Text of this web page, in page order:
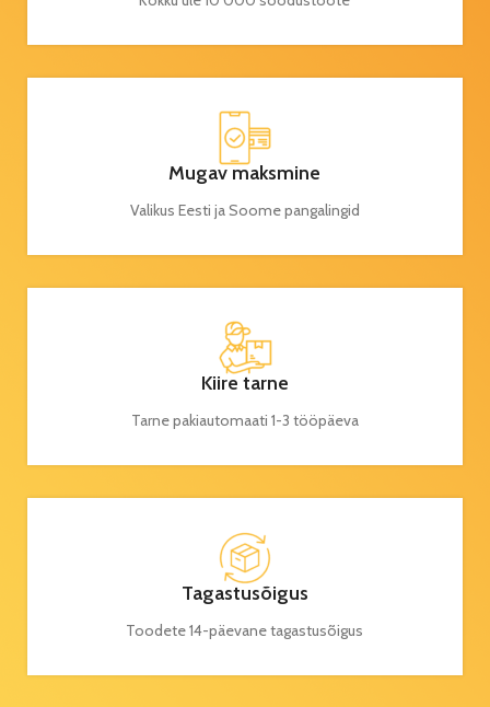
Mugav maksmine
Valikus Eesti ja Soome pangalingid
Kiire tarne
Tarne pakiautomaati 1-3 tööpäeva
Tagastusõigus
Toodete 14-päevane tagastusõigus